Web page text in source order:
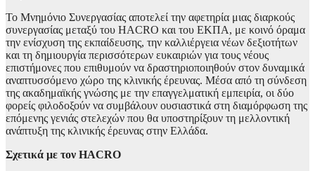
Το Μνημόνιο Συνεργασίας αποτελεί την αφετηρία μιας διαρκούς
συνεργασίας μεταξύ του HACRO και του ΕΚΠΑ, με κοινό όραμα
την ενίσχυση της εκπαίδευσης, την καλλιέργεια νέων δεξιοτήτων
και τη δημιουργία περισσότερων ευκαιριών για τους νέους
επιστήμονες που επιθυμούν να δραστηριοποιηθούν στον δυναμικά
αναπτυσσόμενο χώρο της κλινικής έρευνας. Μέσα από τη σύνδεση
της ακαδημαϊκής γνώσης με την επαγγελματική εμπειρία, οι δύο
φορείς φιλοδοξούν να συμβάλουν ουσιαστικά στη διαμόρφωση της
επόμενης γενιάς στελεχών που θα υποστηρίξουν τη μελλοντική
ανάπτυξη της κλινικής έρευνας στην Ελλάδα.
Σχετικά με τον HACRO